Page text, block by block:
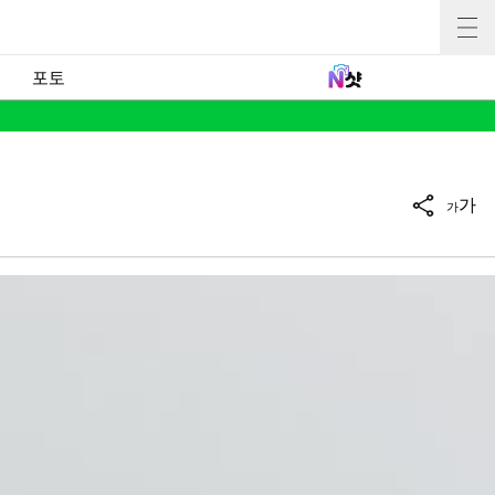
포토
가가